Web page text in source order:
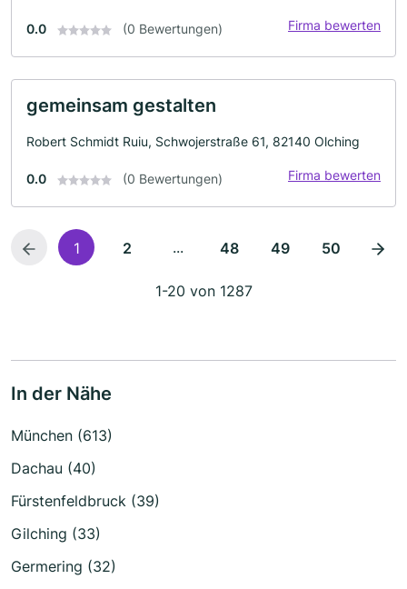
0.0 (0 Bewertungen) Firma bewerten
gemeinsam gestalten
Robert Schmidt Ruiu, Schwojerstraße 61, 82140 Olching
0.0 (0 Bewertungen) Firma bewerten
1 2 ... 48 49 50
1-20 von 1287
In der Nähe
München (613)
Dachau (40)
Fürstenfeldbruck (39)
Gilching (33)
Germering (32)